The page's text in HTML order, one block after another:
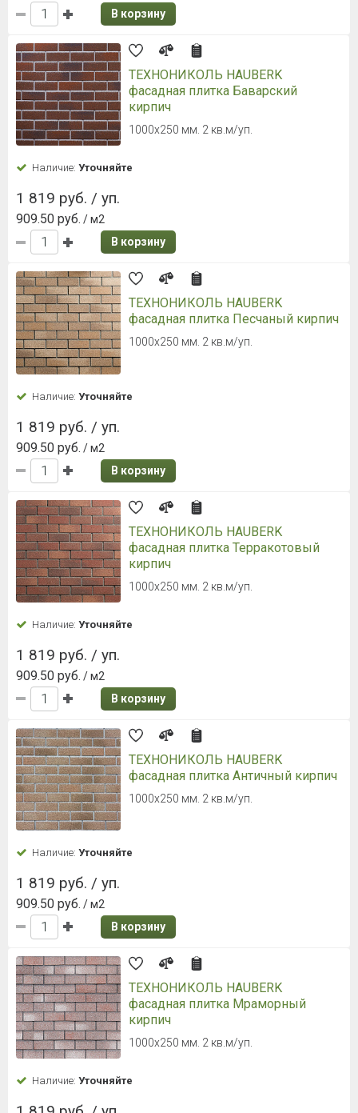
В корзину
ТЕХНОНИКОЛЬ HAUBERK
фасадная плитка Баварский
кирпич
1000х250 мм. 2 кв.м/уп.
Наличие: Уточняйте
1 819 руб. / уп.
909.50 руб. / м2
В корзину
ТЕХНОНИКОЛЬ HAUBERK
фасадная плитка Песчаный кирпич
1000х250 мм. 2 кв.м/уп.
Наличие: Уточняйте
1 819 руб. / уп.
909.50 руб. / м2
В корзину
ТЕХНОНИКОЛЬ HAUBERK
фасадная плитка Терракотовый
кирпич
1000х250 мм. 2 кв.м/уп.
Наличие: Уточняйте
1 819 руб. / уп.
909.50 руб. / м2
В корзину
ТЕХНОНИКОЛЬ HAUBERK
фасадная плитка Античный кирпич
1000х250 мм. 2 кв.м/уп.
Наличие: Уточняйте
1 819 руб. / уп.
909.50 руб. / м2
В корзину
ТЕХНОНИКОЛЬ HAUBERK
фасадная плитка Мраморный
кирпич
1000х250 мм. 2 кв.м/уп.
Наличие: Уточняйте